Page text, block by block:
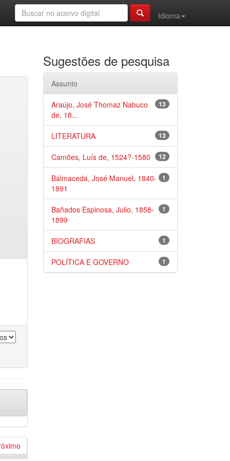
Idioma
Sugestões de pesquisa
Assunto
13
Araújo, José Thomaz Nabuco
de, 18...
13
LITERATURA
12
Camões, Luís de, 1524?-1580
1
Balmaceda, José Manuel, 1840-
1891
1
Bañados Espinosa, Julio, 1858-
1899
1
BIOGRAFIAS
1
POLÍTICA E GOVERNO